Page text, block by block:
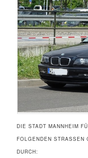
DIE STADT MANNHEIM
FOLGENDEN STRASSEN
URCH: